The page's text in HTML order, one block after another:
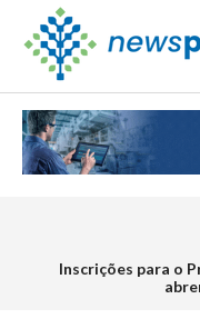
Inscrições para o